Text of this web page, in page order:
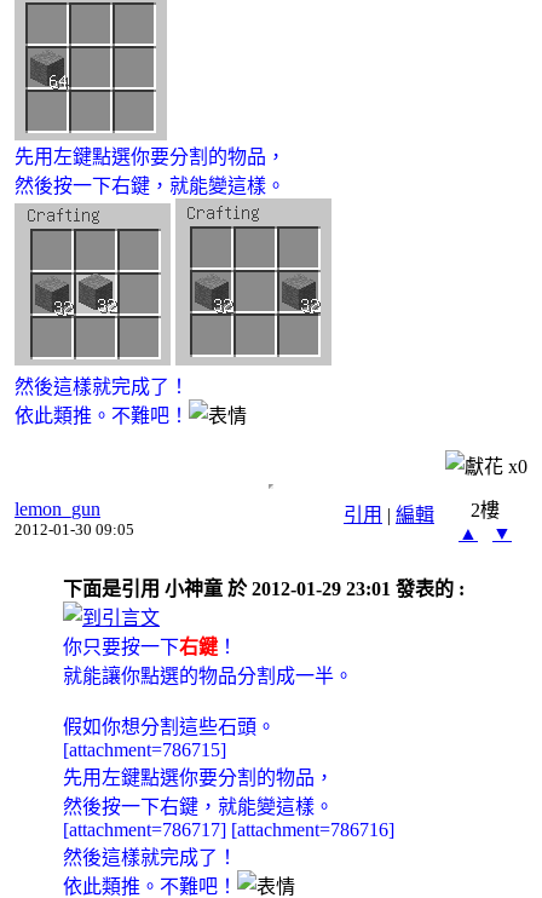
先用左鍵點選你要分割的物品，
然後按一下右鍵，就能變這樣。
然後這樣就完成了！
依此類推。不難吧！
x0
引用 | 編輯
lemon_gun
2012-01-30 09:05
2樓
▲
▼
下面是引用 小神童 於 2012-01-29 23:01 發表的 :
你只要按一下右鍵 ！
就能讓你點選的物品分割成一半。
假如你想分割這些石頭。
[attachment=786715]
先用左鍵點選你要分割的物品，
然後按一下右鍵，就能變這樣。
[attachment=786717] [attachment=786716]
然後這樣就完成了！
依此類推。不難吧！